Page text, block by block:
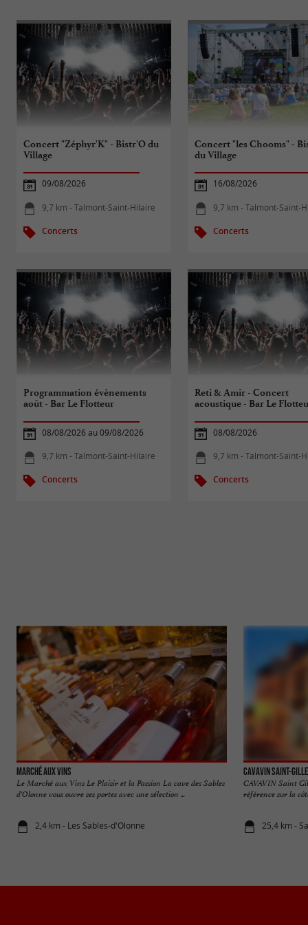
Concert "Zéphyr'K" - Bistr'O du
Village
09/08/2026
9,7 km - Talmont-Saint-Hilaire
Concerts
Concert "les Chooms" -
du Village
16/08/2026
9,7 km - Talmont-Saint-
Concerts
Programmation évènements
août - Bar Le Flotteur
08/08/2026 au 09/08/2026
9,7 km - Talmont-Saint-Hilaire
Concerts
Reti & Amir - Concert
acoustique - Bar Le
08/08/2026
9,7 km - Talmont-Saint-
Concerts
Marché aux Vins
Le Marché aux Vins Le Plaisir et la Passion La cave des Sables
d'Olonne vous ouvre ses portes avec une sélection ...
2,4 km - Les Sables-d'Olonne
Cavavin Saint-
CAVAVIN Saint
référence sur la
25,4 km -